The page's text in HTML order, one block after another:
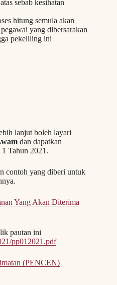
sebab kesihatan
hitung semula akan
yang dibersarakan
pekeliling ini
lanjut boleh layari
dan dapatkan
Tahun 2021.
contoh yang diberi untuk
Yang Akan Diterima
pautan ini
pp012021.pdf
(PENCEN)